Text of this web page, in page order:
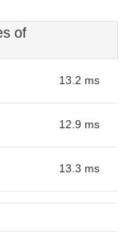
of
13.2 ms
12.9 ms
13.3 ms